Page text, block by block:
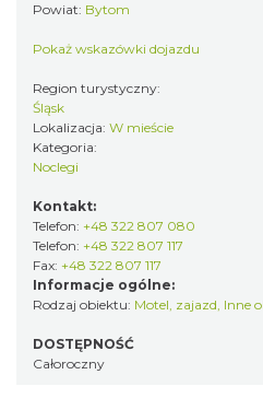
Powiat: Bytom
Pokaż wskazówki dojazdu
Region turystyczny:
Śląsk
Lokalizacja: W mieście
Kategoria:
Noclegi
Kontakt:
Telefon: +48 322 807 080
Telefon: +48 322 807 117
Fax: +48 322 807 117
Informacje ogólne:
Rodzaj obiektu: Motel, zajazd, Inne
DOSTĘPNOŚĆ
Całoroczny